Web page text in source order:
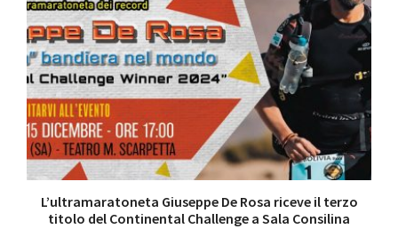
L’ultramaratoneta Giuseppe De Rosa riceve il terzo
titolo del Continental Challenge a Sala Consilina